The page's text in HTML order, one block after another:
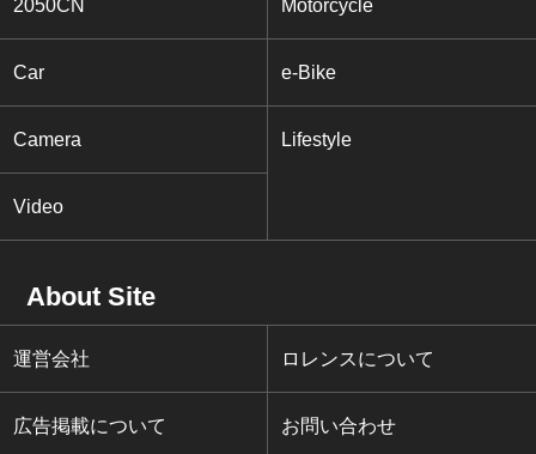
2050CN Motorcycle
Car e-Bike
Camera Lifestyle
Video
About Site
運営会社 ロレンスについて
広告掲載について お問い合わせ